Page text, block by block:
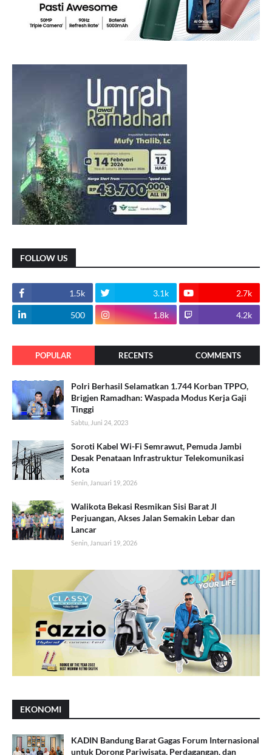
FOLLOW US
1.5k 3.1k 2.7k
500 1.8k 4.2k
POPULAR RECENTS COMMENTS
Polri Berhasil Selamatkan 1.744 Korban TPPO,
Brigjen Ramadhan: Waspada Modus Kerja Gaji
Tinggi
Sabtu, Juni 24, 2023
Soroti Kabel Wi-Fi Semrawut, Pemuda Jambi
Desak Penataan Infrastruktur Telekomunikasi
Kota
Senin, Januari 19, 2026
Walikota Bekasi Resmikan Sisi Barat Jl
Perjuangan, Akses Jalan Semakin Lebar dan
Lancar
Senin, Januari 19, 2026
EKONOMI
KADIN Bandung Barat Gagas Forum Internasional
untuk Dorong Pariwisata, Perdagangan, dan